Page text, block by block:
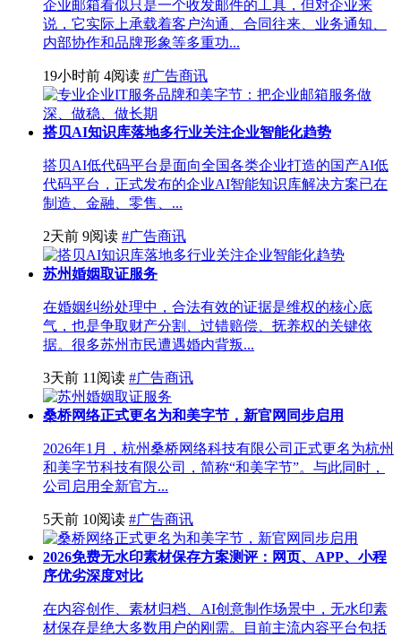
企业邮箱看似只是一个收发邮件的工具，但对企业来
说，它实际上承载着客户沟通、合同往来、业务通知、
内部协作和品牌形象等多重功...
19小时前 4阅读 #广告商讯
搭贝AI知识库落地多行业关注企业智能化趋势
搭贝AI低代码平台是面向全国各类企业打造的国产AI低
代码平台，正式发布的企业AI智能知识库解决方案已在
制造、金融、零售、...
2天前 9阅读 #广告商讯
苏州婚姻取证服务
在婚姻纠纷处理中，合法有效的证据是维权的核心底
气，也是争取财产分割、过错赔偿、抚养权的关键依
据。很多苏州市民遭遇婚内背叛...
3天前 11阅读 #广告商讯
桑桥网络正式更名为和美字节，新官网同步启用
2026年1月，杭州桑桥网络科技有限公司正式更名为杭州
和美字节科技有限公司，简称“和美字节”。与此同时，
公司启用全新官方...
5天前 10阅读 #广告商讯
2026免费无水印素材保存方案测评：网页、APP、小程
序优劣深度对比
在内容创作、素材归档、AI创意制作场景中，无水印素
材保存是绝大多数用户的刚需。目前主流内容平台包括